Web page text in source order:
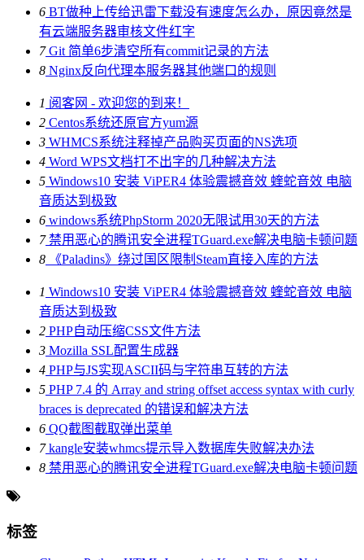
6 BT做种上传给迅雷下载没有速度怎么办，原因竟然是
有云端服务器审核文件红字
7Git 简单6步清空所有commit记录的方法
8 Nginx反向代理本服务器其他端口的规则
1 阅客网 - 欢迎您的到来！
2 Centos系统还原官方yum源
3 WHMCS系统注释掉产品购买页面的NS选项
4 Word WPS文档打不出字的几种解决方法
5 Windows10 安装 ViPER4 体验震撼音效 蝰蛇音效 电脑
音质达到极致
6 windows系统PhpStorm 2020无限试用30天的方法
7禁用恶心的腾讯安全进程TGuard.exe解决电脑卡顿问题
8 《Paladins》绕过国区限制Steam直接入库的方法
1 Windows10 安装 ViPER4 体验震撼音效 蝰蛇音效 电脑
音质达到极致
2 PHP自动压缩CSS文件方法
3 Mozilla SSL配置生成器
4 PHP与JS实现ASCII码与字符串互转的方法
5 PHP 7.4 的 Array and string offset access syntax with curly
braces is deprecated 的错误和解决方法
6 QQ截图截取弹出菜单
7kangle安装whmcs提示导入数据库失败解决办法
8 禁用恶心的腾讯安全进程TGuard.exe解决电脑卡顿问题
标签